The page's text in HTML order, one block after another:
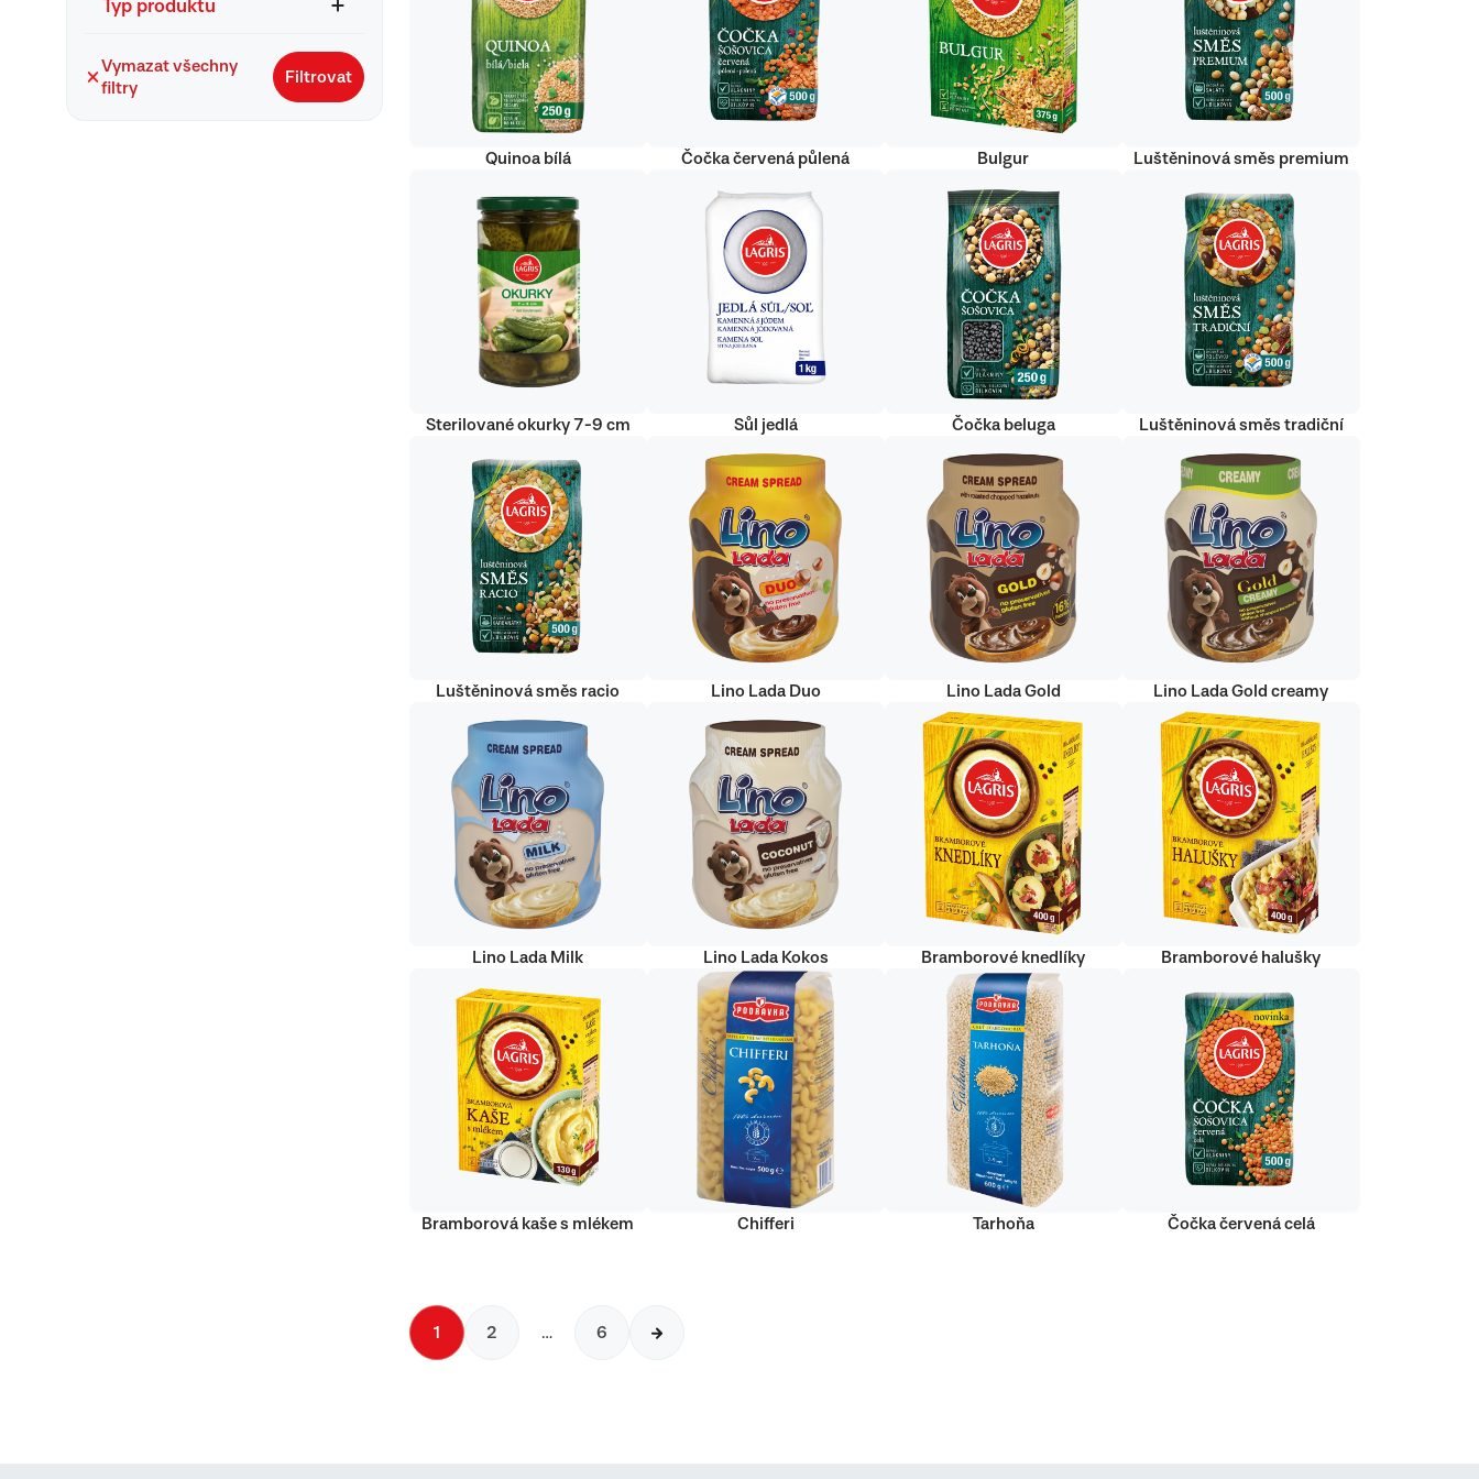
Typ produktu
Vymazat všechny
filtry
Filtrovat
Quinoa bílá Čočka červená půlená Bulgur Luštěninová směs premium
Sterilované okurky 7-9 cm Sůl jedlá Čočka beluga Luštěninová směs tradiční
Luštěninová směs racio Lino Lada Duo Lino Lada Gold Lino Lada Gold creamy
Lino Lada Milk Lino Lada Kokos Bramborové knedlíky Bramborové halušky
Bramborová kaše s mlékem Chifferi Tarhoňa Čočka červená celá
1 2 … 6